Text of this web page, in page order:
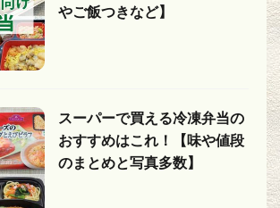
やご飯つきなど】
スーパーで買える冷凍弁当の
おすすめはこれ！【味や値段
のまとめと写真多数】